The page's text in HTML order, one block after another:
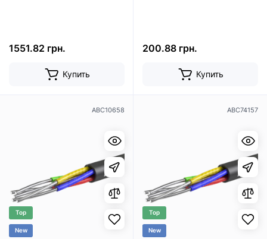
1551.82 грн.
Купить
200.88 грн.
Купить
ABC10658
Top
New
ABC74157
Top
New